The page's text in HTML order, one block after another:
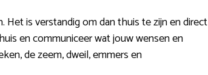
is verstandig om dan thuis te zijn en direct
en communiceer wat jouw wensen en
de zeem, dweil, emmers en